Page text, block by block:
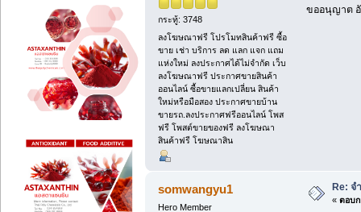
กระทู้: 3748
ลงโฆษณาฟรี โปรโมทสินค้าฟรี ซื้อ
ขาย เช่า บริการ ลด แลก แจก แถม
แห่งใหม่ ลงประกาศได้ไม่จำกัด เว็บ
ลงโฆษณาฟรี ประกาศขายสินค้า
ออนไลน์ ซื้อขายแลกเปลี่ยน สินค้า
ใหม่หรือมือสอง ประกาศขายบ้าน
ขายรถ.ลงประกาศฟรีออนไลน์ โพส
ฟรี โพสต์ขายของฟรี ลงโฆษณา
สินค้าฟรี โฆษณาสิน
ขออนุญาต
somwangyu1
Hero Member
Re: จ
« ตอบก